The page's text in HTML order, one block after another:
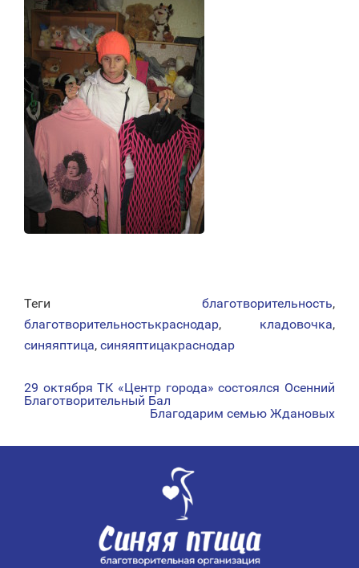
Теги благотворительность,
благотворительностькраснодар, кладовочка,
синяяптица, синяяптицакраснодар
НАВИГАЦИЯ
ЗАПИСЯМ
29 октября ТК «Центр города» состоялся Осенний
Благотворительный Бал
Благодарим семью Ждановых